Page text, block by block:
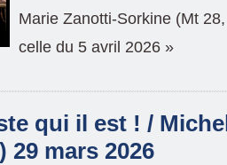
Marie Zanotti-Sorkine (Mt
celle du 5 avril 2026 »
qui il est ! /
29 mars 2026